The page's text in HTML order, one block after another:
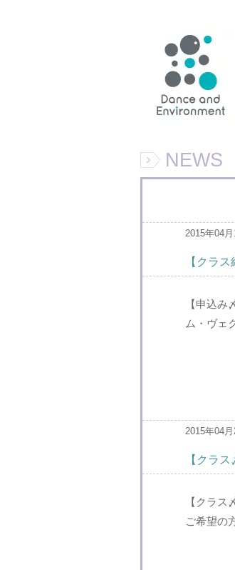
NEWS
2015年04月
【クラ
【申込
ム・ヴェ
2015年04月
【クラ
【クラ
ご希望の